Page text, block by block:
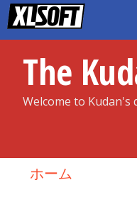
Skip
to
The
Welcome to
ホーム